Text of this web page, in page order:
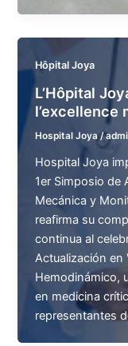
Hôpital Joya
L’Hôpital
l’excellence
Hospital Joya/
Hospital Joya
1er Simposio de
Mecánica y
reafirma su
continua al
Actualización en
Hemodinámico,
en medicina
representantes